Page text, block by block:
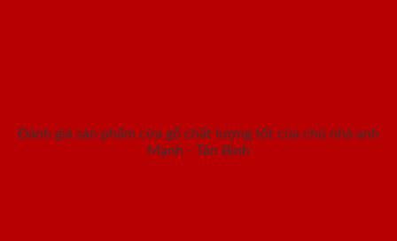
Đánh giá sản phẩm cửa gỗ chất lượng tốt của chủ nhà anh
Mạnh - Tân Bình